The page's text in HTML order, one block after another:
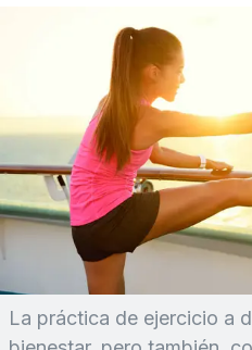
La práctica de ejercicio a